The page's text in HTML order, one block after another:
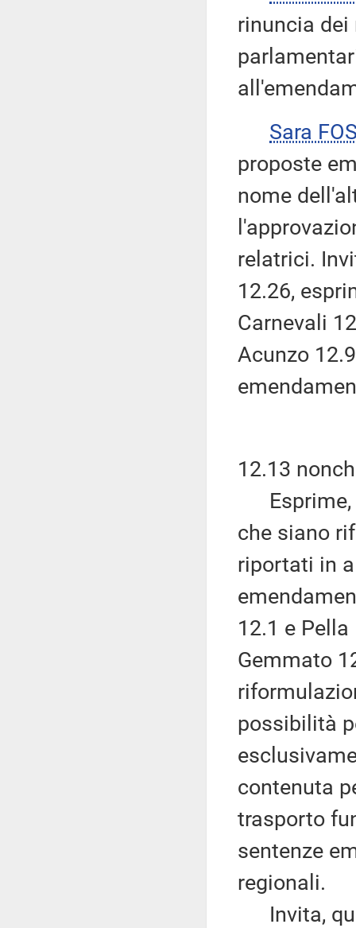
rinuncia
Sara
proposte
nome
relatrici.
12.26,
Carnevali
Acunzo
12.13
Esprime,
che siano
riportati in
12.1 e
Gemmato
possibilità
contenuta
trasporto
sentenze
regionali.
Invita,